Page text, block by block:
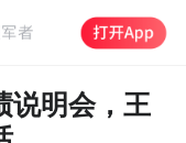
说明会，王